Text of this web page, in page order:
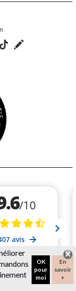
OK
pour
moi
En
savoir
+